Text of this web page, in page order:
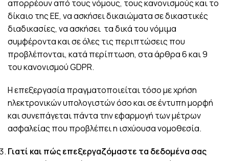
απορρέουν από τους νόμους, τους κανονισμούς και το
δίκαιο της ΕΕ, να ασκήσει δικαιώματα σε δικαστικές
διαδικασίες, να ασκήσει τα δικά του νόμιμα
συμφέροντα και σε όλες τις περιπτώσεις που
προβλέπονται, κατά περίπτωση, στα άρθρα 6 και 9
του κανονισμού GDPR.
Η επεξεργασία πραγματοποιείται τόσο με χρήση
ηλεκτρονικών υπολογιστών όσο και σε έντυπη μορφή
και συνεπάγεται πάντα την εφαρμογή των μέτρων
ασφαλείας που προβλέπει η ισχύουσα νομοθεσία.
Γιατί και πώς επεξεργαζόμαστε τα δεδομένα σας